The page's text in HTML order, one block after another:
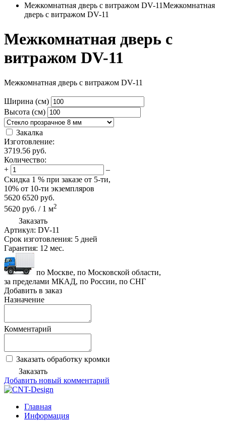
Межкомнатная дверь с витражом DV-11Межкомнатная
дверь с витражом DV-11
Межкомнатная дверь с
витражом DV-11
Межкомнатная дверь с витражом DV-11
Ширина (см)
Высота (см)
Закалка
Изготовление:
3719.56 руб.
Количество:
+
–
Скидка 1 % при заказе от 5-ти,
10% от 10-ти экземпляров
5620 6520 руб.
5620 руб. / 1 м2
Заказать
Артикул: DV-11
Срок изготовления: 5 дней
Гарантия: 12 мес.
по Москве, по Московской области,
за пределами МКАД, по России, по СНГ
Добавить в заказ
Назначение
Комментарий
Заказать обработку кромки
Заказать
Добавить новый комментарий
Главная
Информация